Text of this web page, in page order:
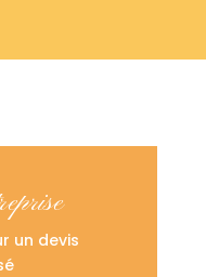
un devis